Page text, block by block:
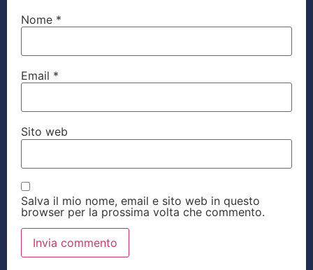
Nome *
Email *
Sito web
Salva il mio nome, email e sito web in questo
browser per la prossima volta che commento.